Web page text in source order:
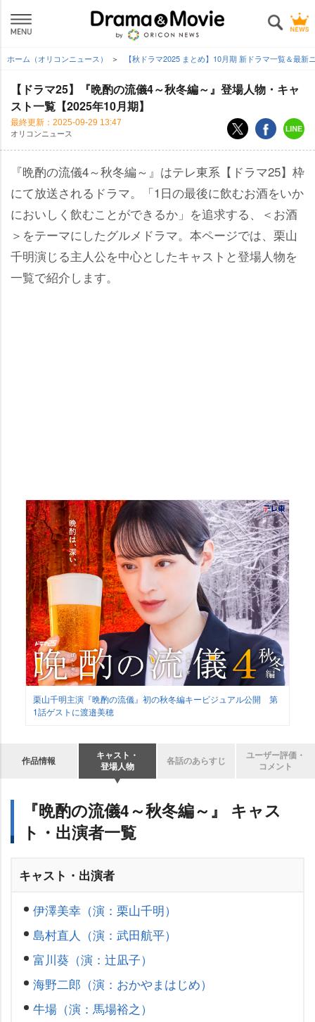
ホーム（オリコンニュース） 【秋ドラマ2025 まとめ】10月期 新ドラマ一覧＆最新
【ドラマ25】『晩酌の流儀4～秋冬編～』登場人物・キャ
スト一覧【2025年10月期】
最終更新： 2025-09-29 13:47
オリコンニュース
『晩酌の流儀4～秋冬編～』はテレ東系【ドラマ25】枠
にて放送されるドラマ。「1日の最後に飲むお酒をいか
においしく飲むことができるか」を追求する、＜お酒
＞をテーマにしたグルメドラマ。本ページでは、栗山
千明演じる主人公を中心としたキャストと登場人物を
一覧で紹介します。
栗山千明主演『晩酌の流儀』初の秋冬編キービジュアル公開 第
1話ゲストに渡邉美穂
作品情報
キャスト・
登場人物
各話のあらすじ
ユーザー評価・
コメント
『晩酌の流儀4～秋冬編～』 キャス
ト・出演者一覧
キャスト・出演者
伊澤美幸（演：栗山千明）
島村直人（演：武田航平）
富川葵（演：辻凪子）
海野二郎（演：おかやまはじめ）
牛場（演：馬場裕之）